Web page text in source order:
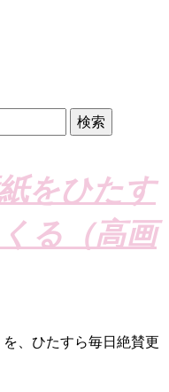
をひたす
る（高画
、ひたすら毎日絶賛更